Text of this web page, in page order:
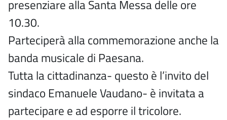
presenziare alla Santa Messa delle ore
10.30.
Parteciperà alla commemorazione anche la
banda musicale di Paesana.
Tutta la cittadinanza- questo è l’invito del
sindaco Emanuele Vaudano- è invitata a
partecipare e ad esporre il tricolore.